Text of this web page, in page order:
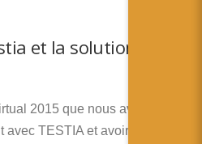
et la solution
2015 que nous avons pu
TESTIA et avoir des